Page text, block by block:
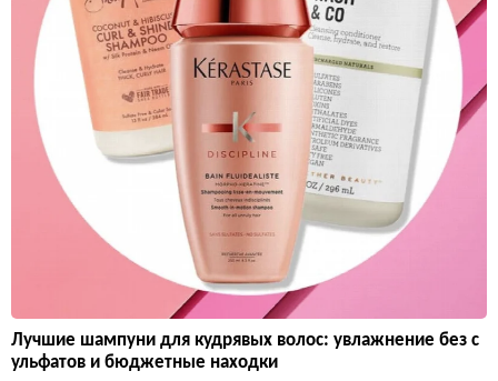
Лучшие шампуни для кудрявых волос: увлажнение без с
ульфатов и бюджетные находки